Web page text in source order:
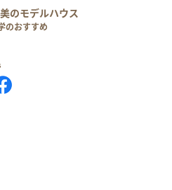
のモデルハウス
のおすすめ